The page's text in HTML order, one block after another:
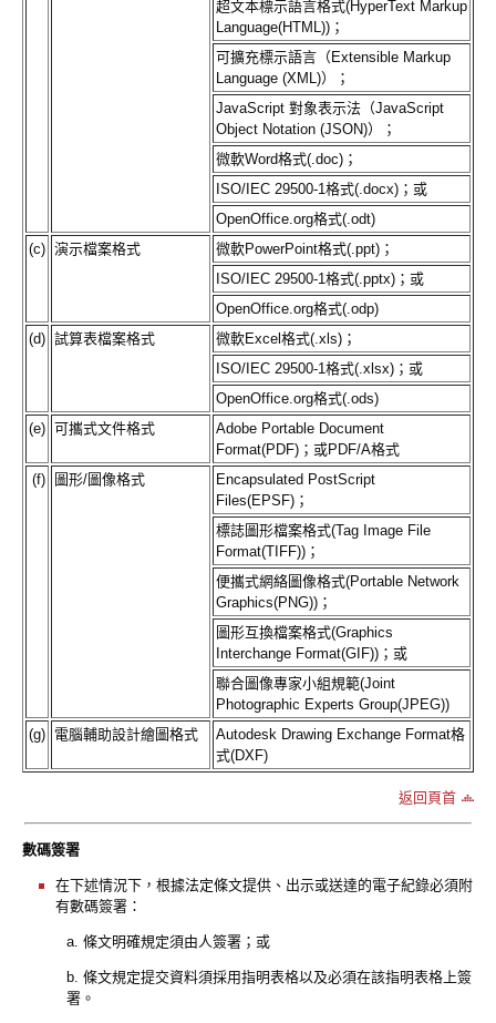
超文本標示語言格式(HyperText Markup
Language(HTML))；
可擴充標示語言（Extensible Markup
Language (XML)）；
JavaScript 對象表示法（JavaScript
Object Notation (JSON)）；
微軟Word格式(.doc)；
ISO/IEC 29500-1格式(.docx)；或
OpenOffice.org格式(.odt)
(c) 演示檔案格式
微軟PowerPoint格式(.ppt)；
ISO/IEC 29500-1格式(.pptx)；或
OpenOffice.org格式(.odp)
(d) 試算表檔案格式
微軟Excel格式(.xls)；
ISO/IEC 29500-1格式(.xlsx)；或
OpenOffice.org格式(.ods)
(e) 可攜式文件格式
Adobe Portable Document
Format(PDF)；或PDF/A格式
(f) 圖形/圖像格式
Encapsulated PostScript
Files(EPSF)；
標誌圖形檔案格式(Tag Image File
Format(TIFF))；
便攜式網絡圖像格式(Portable Network
Graphics(PNG))；
圖形互換檔案格式(Graphics
Interchange Format(GIF))；或
聯合圖像專家小組規範(Joint
Photographic Experts Group(JPEG))
(g) 電腦輔助設計繪圖格式
Autodesk Drawing Exchange Format格
式(DXF)
返回頁首
數碼簽署
在下述情況下，根據法定條文提供、出示或送達的電子紀錄必須附
有數碼簽署：
a. 條文明確規定須由人簽署；或
b. 條文規定提交資料須採用指明表格以及必須在該指明表格上簽
署。